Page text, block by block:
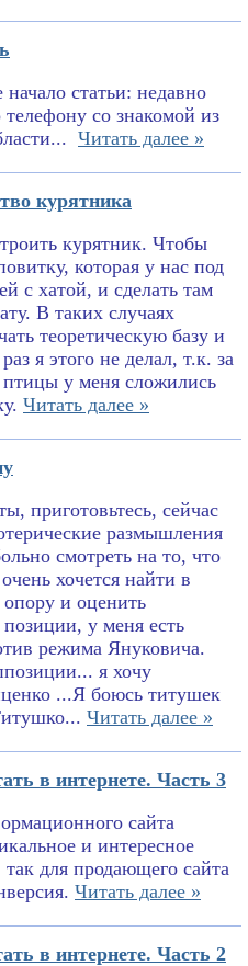
начало статьи: недавно
со знакомой из
Читать далее »
курятника
курятник. Чтобы
которая у нас под
с хатой, и сделать там
В таких случаях
теоретическую базу и
я этого не делал, т.к. за
у меня сложились
Читать далее »
приготовьтесь, сейчас
размышления
смотреть на то, что
хочется найти в
и оценить
у меня есть
режима Януковича.
я хочу
...Я боюсь титушек
Читать далее »
в интернете. Часть 3
сайта
и интересное
для продающего сайта
Читать далее »
в интернете. Часть 2